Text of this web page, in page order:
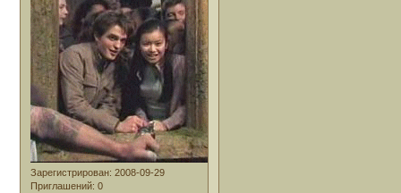
Зарегистрирован: 2008-09-29
Приглашений: 0